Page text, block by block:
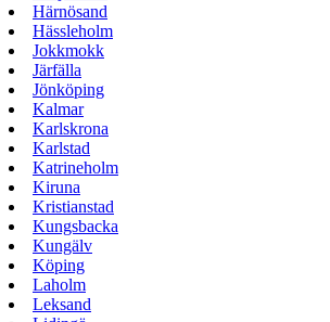
Härnösand
Hässleholm
Jokkmokk
Järfälla
Jönköping
Kalmar
Karlskrona
Karlstad
Katrineholm
Kiruna
Kristianstad
Kungsbacka
Kungälv
Köping
Laholm
Leksand